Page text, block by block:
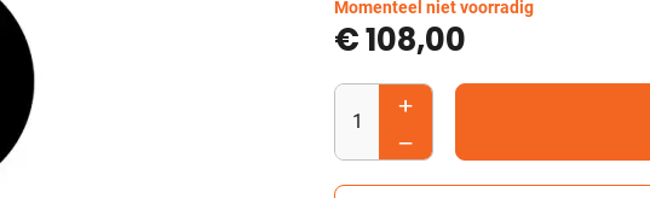
Momenteel niet voorradig
€108,00